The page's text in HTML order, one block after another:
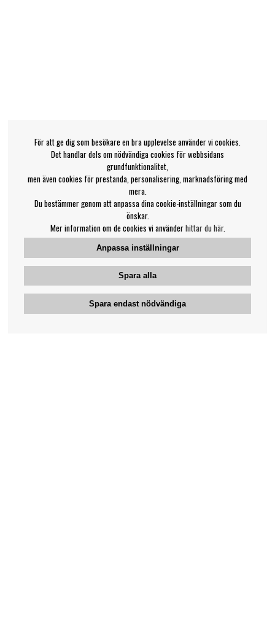
För att ge dig som besökare en bra upplevelse använder vi cookies.
Det handlar dels om nödvändiga cookies för webbsidans
grundfunktionalitet,
men även cookies för prestanda, personalisering, marknadsföring med
mera.
Du bestämmer genom att anpassa dina cookie-inställningar som du
önskar.
Mer information om de cookies vi använderhittar du här.
Anpassa inställningar
Spara alla
Spara endast nödvändiga